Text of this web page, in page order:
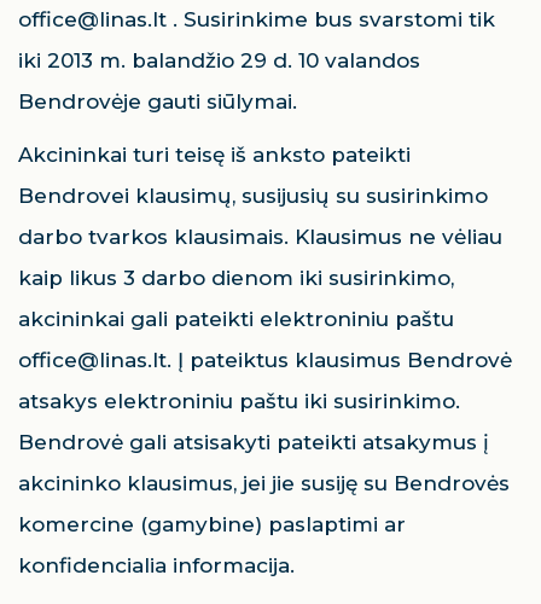
office@linas.lt . Susirinkime bus svarstomi tik
iki 2013 m. balandžio 29 d. 10 valandos
Bendrovėje gauti siūlymai.
Akcininkai turi teisę iš anksto pateikti
Bendrovei klausimų, susijusių su susirinkimo
darbo tvarkos klausimais. Klausimus ne vėliau
kaip likus 3 darbo dienom iki susirinkimo,
akcininkai gali pateikti elektroniniu paštu
office@linas.lt. Į pateiktus klausimus Bendrovė
atsakys elektroniniu paštu iki susirinkimo.
Bendrovė gali atsisakyti pateikti atsakymus į
akcininko klausimus, jei jie susiję su Bendrovės
komercine (gamybine) paslaptimi ar
konfidencialia informacija.